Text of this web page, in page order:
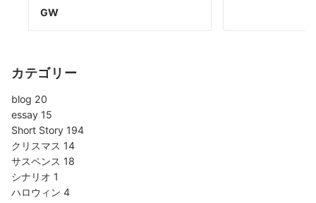
GW
カテゴリー
blog 20
essay 15
Short Story 194
クリスマス 14
サスペンス 18
シナリオ 1
ハロウィン 4